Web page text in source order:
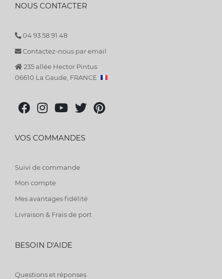
NOUS CONTACTER
04 93 58 91 48
Contactez-nous par email
235 allée Hector Pintus
06610 La Gaude, FRANCE
VOS COMMANDES
Suivi de commande
Mon compte
Mes avantages fidélité
Livraison & Frais de port
BESOIN D'AIDE
Questions et réponses